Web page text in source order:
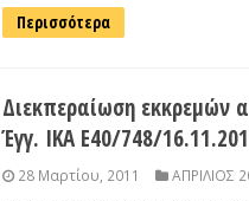
Περισσότερα
Διεκπεραίωση εκκρεμών
Έγγ. ΙΚΑ Ε40/748/
28 Μαρτίου, 2011 ΑΠΡΙΛΙΟΣ